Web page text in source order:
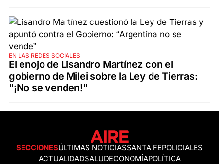
EN LAS REDES SOCIALES
El enojo de Lisandro Martínez con el
gobierno de Milei sobre la Ley de Tierras:
"¡No se venden!"
SECCIONESÚLTIMAS NOTICIASSANTA FEPOLICIALES
ACTUALIDADSALUDECONOMÍAPOLÍTICA